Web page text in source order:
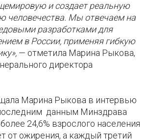
и создает реальную
человечества. Мы отвечаем на
разработками для
в России, применяя гибкую
— отметила Марина Рыкова,
директора
Марина Рыкова в интервью
данным Минздрава
24,6% взрослого населения
от ожирения, а каждый третий